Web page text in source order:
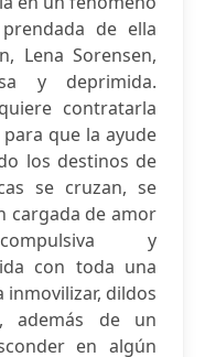
de ella
Lena Sorensen,
y deprimida.
contratarla
que la ayude
los destinos de
se cruzan, se
cargada de amor
y
con toda una
inmovilizar, dildos
además de un
en algún